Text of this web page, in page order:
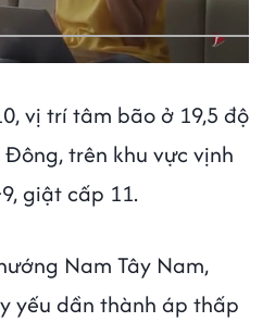
vị trí tâm bão ở 19,5 độ
Đông, trên khu vực vịnh
giật cấp 11.
Nam Tây Nam,
yếu dần thành áp thấp